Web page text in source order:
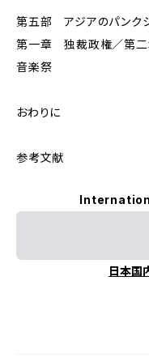
第五部 アジアのパンク
第一章 独裁政権／第
音楽祭
おわりに
参考文献
日本国